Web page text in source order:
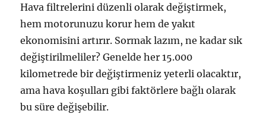
Hava filtrelerini düzenli olarak değiştirmek,
hem motorunuzu korur hem de yakıt
ekonomisini artırır. Sormak lazım, ne kadar sık
değiştirilmeliler? Genelde her 15.000
kilometrede bir değiştirmeniz yeterli olacaktır,
ama hava koşulları gibi faktörlere bağlı olarak
bu süre değişebilir.